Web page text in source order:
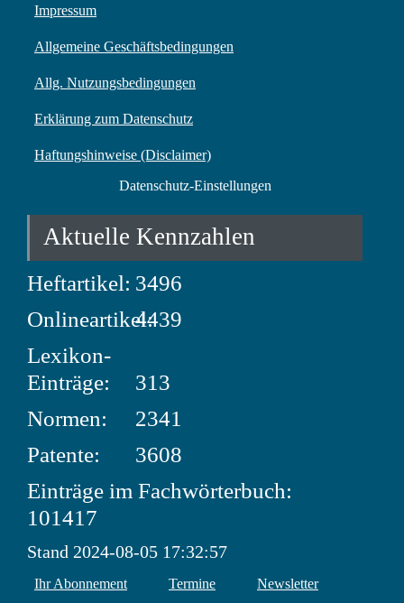
Impressum
Allgemeine Geschäftsbedingungen
Allg. Nutzungsbedingungen
Erklärung zum Datenschutz
Haftungshinweise (Disclaimer)
Datenschutz-Einstellungen
Aktuelle Kennzahlen
Heftartikel: 3496
Onlineartikel:4439
Lexikon-
Einträge:
313
Normen:
2341
Patente:
3608
Einträge im Fachwörterbuch:
101417
Stand 2024-08-05 17:32:57
Ihr Abonnement Termine Newsletter